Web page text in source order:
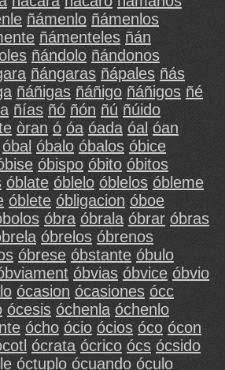
ñámenlo ñámenlos
ñámenteles ñán
ñándolo ñándonos
ñángaras ñápales ñás
ñáñigas ñáñigo ñáñigos ñé
ñías ñó ñón ñú ñúido
òran ó óa óada óal óan
óbal óbalo óbalos óbice
óbispo óbito óbitos
óblate óblelo óblelos óbleme
óblete óbligacion óboe
óbra óbrala óbrar óbras
óbrelos óbrenos
óbrese óbstante óbulo
óbvias óbvice óbvio
ócasion ócasiones ócc
ócesis óchenla óchenlo
ócho ócio ócios óco ócon
ócrata ócrico ócs ócsido
óctuplo ócuando óculo